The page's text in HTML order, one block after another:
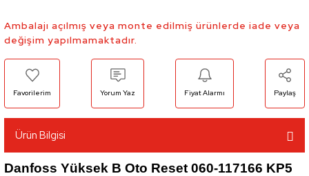
Ambalajı açılmış veya monte edilmiş ürünlerde iade veya
değişim yapılmamaktadır.
Yorum Yaz Fiyat Alarmı Paylaş
Ürün Bilgisi
Danfoss Yüksek B Oto Reset 060-117166 KP5